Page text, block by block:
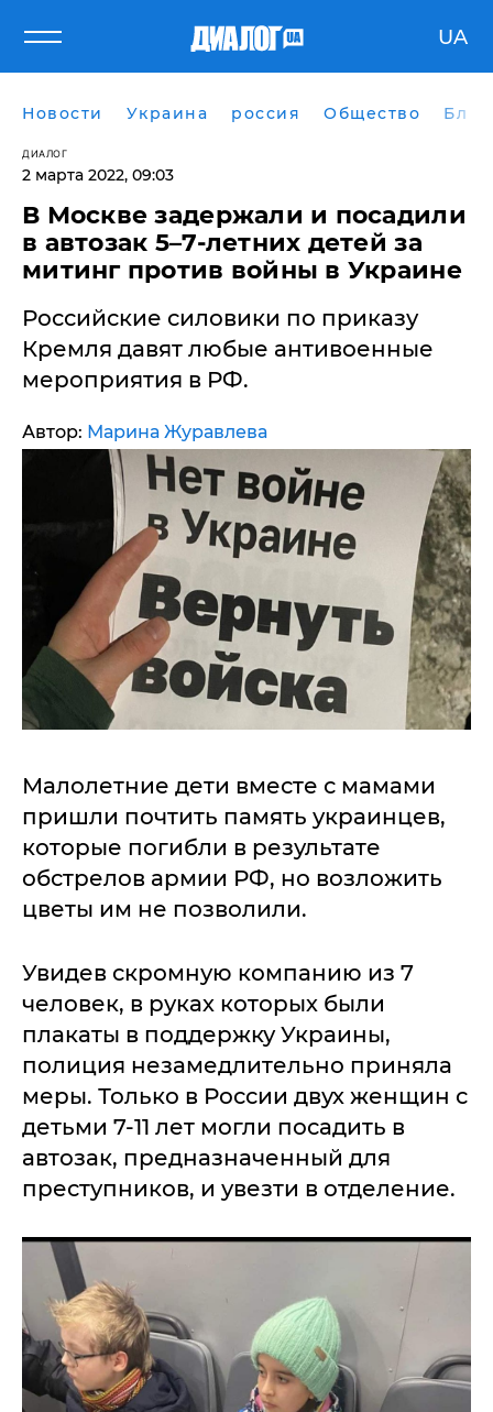
UA
Новости Украина россия Общество
ДИАЛОГ
2 марта 2022, 09:03
​В Москве задержали и посадили
в автозак 5–7-летних детей за
митинг против войны в Украине
Российские силовики по приказу
Кремля давят любые антивоенные
мероприятия в РФ.
Автор: Марина Журавлева
Малолетние дети вместе с мамами
пришли почтить память украинцев,
которые погибли в результате
обстрелов армии РФ, но возложить
цветы им не позволили.
Увидев скромную компанию из 7
человек, в руках которых были
плакаты в поддержку Украины,
полиция незамедлительно приняла
меры. Только в России двух женщин с
детьми 7-11 лет могли посадить в
автозак, предназначенный для
преступников, и увезти в отделение.